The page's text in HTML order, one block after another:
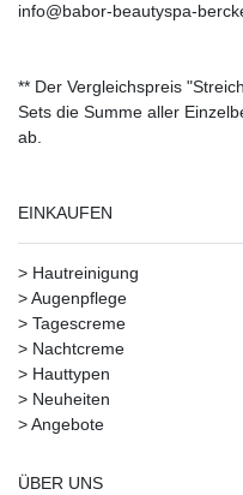
info@babor-beautyspa-
** Der Vergleichspreis
Sets die Summe aller
ab.
EINKAUFEN
> Hautreinigung
>Augenpflege
> Tagescreme
> Nachtcreme
> Hauttypen
> Neuheiten
>Angebote
ÜBER UNS